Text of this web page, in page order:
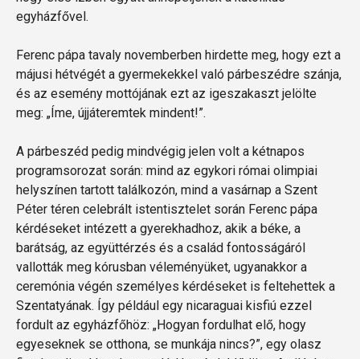
egyházfővel.
Ferenc pápa tavaly novemberben hirdette meg, hogy ezt a
májusi hétvégét a gyermekekkel való párbeszédre szánja,
és az esemény mottójának ezt az igeszakaszt jelölte
meg: „Íme, újjáteremtek mindent!”.
A párbeszéd pedig mindvégig jelen volt a kétnapos
programsorozat során: mind az egykori római olimpiai
helyszínen tartott találkozón, mind a vasárnap a Szent
Péter téren celebrált istentisztelet során Ferenc pápa
kérdéseket intézett a gyerekhadhoz, akik a béke, a
barátság, az együttérzés és a család fontosságáról
vallották meg kórusban véleményüket, ugyanakkor a
ceremónia végén személyes kérdéseket is feltehettek a
Szentatyának. Így például egy nicaraguai kisfiú ezzel
fordult az egyházfőhöz: „Hogyan fordulhat elő, hogy
egyeseknek se otthona, se munkája nincs?”, egy olasz